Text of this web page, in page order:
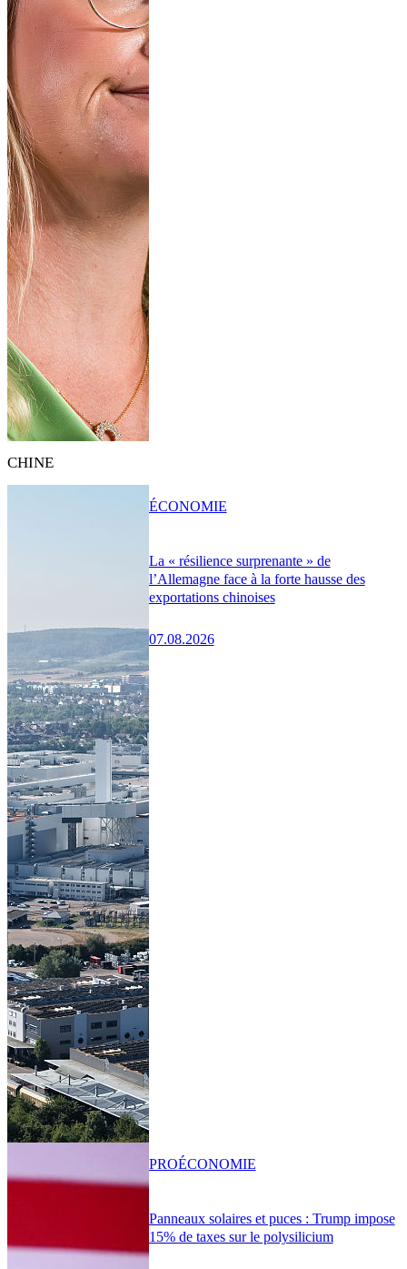
CHINE
La « résilience surprenante » de
l’Allemagne face à la forte hausse des
exportations chinoises
07.08.2026
ÉCONOMIE
Panneaux solaires et puces : Trump impose
15% de taxes sur le polysilicium
PROÉCONOMIE